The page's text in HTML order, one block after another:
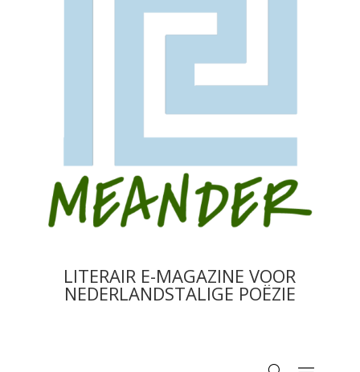
LITERAIR E-MAGAZINE VOOR
NEDERLANDSTALIGE POËZIE